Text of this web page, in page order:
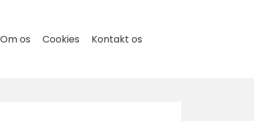
Om os Cookies Kontakt os